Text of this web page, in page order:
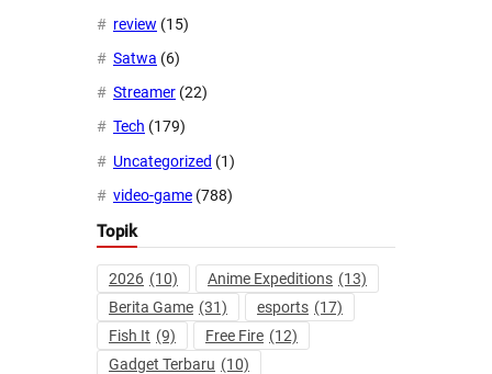
review (15)
Satwa (6)
Streamer (22)
Tech (179)
Uncategorized (1)
video-game (788)
Topik
2026 (10) Anime Expeditions (13)
Berita Game (31) esports (17)
Fish It (9) Free Fire (12)
Gadget Terbaru (10)